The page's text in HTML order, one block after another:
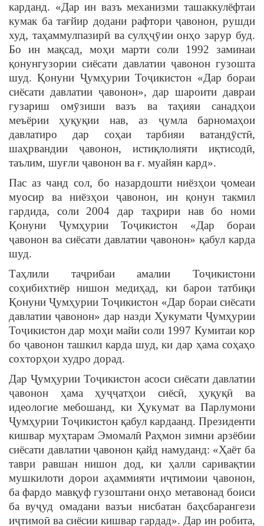
карданд. «Дар ин вазъ механизми ташаккулёфтаи
кумак ба тағйир додани рафтори ҷавонон, рушди
худ, таҳаммулпазирӣ ва сулҳҷӯии онҳо зарур буд.
Бо ин мақсад, моҳи марти соли 1992 заминаи
қонунгузории сиёсати давлатии ҷавонон гузошта
шуд. Қонуни Ҷумҳурии Тоҷикистон «Дар бораи
сиёсати давлатии ҷавонон», дар шароити давраи
гузариш омӯзиши вазъ ва таҳияи санадҳои
меъёрии ҳуқуқии нав, аз ҷумла барномаҳои
давлатиро дар соҳаи тарбияи ватандӯстӣ,
шаҳрвандии ҷавонон, истиқлолияти иқтисодӣ,
таълим, шуғли ҷавонон ва ғ. муайян кард».
Пас аз чанд сол, бо назардошти ниёзҳои ҷомеаи
муосир ва ниёзҳои ҷавонон, ин қонун такмил
гардида, соли 2004 дар таҳрири нав бо номи
Қонуни Ҷумҳурии Тоҷикистон «Дар бораи
ҷавонон ва сиёсати давлатии ҷавонон» қабул карда
шуд.
Таҳлили таҷрибаи амалии Тоҷикистони
соҳибихтиёр нишон медиҳад, ки барои татбиқи
Қонуни Ҷумҳурии Тоҷикистон «Дар бораи сиёсати
давлатии ҷавонон» дар назди Ҳукумати Ҷумҳурии
Тоҷикистон дар моҳи майи соли 1997 Кумитаи кор
бо ҷавонон ташкил карда шуд, ки дар ҳама соҳаҳо
сохторҳои худро дорад.
Дар Ҷумҳурии Тоҷикистон асоси сиёсати давлатии
ҷавонон ҳама ҳуҷҷатҳои сиёсӣ, ҳуқуқӣ ва
идеологие мебошанд, ки Ҳукумат ва Парлумони
Ҷумҳурии Тоҷикистон қабул кардаанд. Президенти
кишвар муҳтарам Эмомалӣ Раҳмон зимни арзёбии
сиёсати давлатии ҷавонон қайд намуданд: «Ҳаёт ба
таври равшан нишон дод, ки ҳалли саривақтии
мушкилоти дорои аҳаммияти иҷтимоии ҷавонон,
ба фардо мавқуф гузоштани онҳо метавонад боиси
ба вуҷуд омадани вазъи нисбатан баҳсбарангези
иҷтимоӣ ва сиёсии кишвар гардад». Дар ин робита,